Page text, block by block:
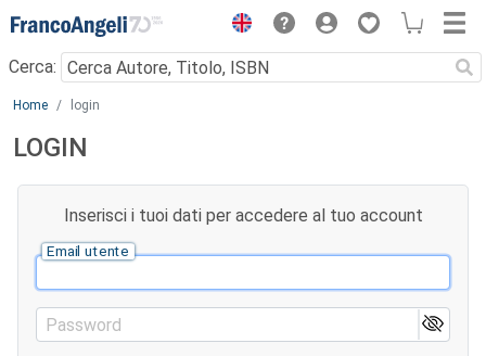
Menu
Cerca:
Main content
Home login
LOGIN
Inserisci i tuoi dati per accedere al tuo account
Email utente
Password